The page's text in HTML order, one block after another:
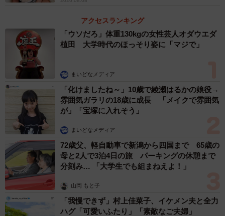
アクセスランキング
「ウソだろ」体重130kgの女性芸人オダウエダ
植田 大学時代のほっそり姿に「マジで」
まいどなメディア
「化けましたね～」10歳で綾瀬はるかの娘役→
雰囲気ガラリの18歳に成長 「メイクで雰囲気
が」「宝塚に入れそう」
まいどなメディア
72歳父、軽自動車で新潟から四国まで 65歳の
母と2人で3泊4日の旅 パーキングの休憩まで
分刻み… 「大学生でも組まねえよ！」
山岡 もと子
「我慢できず」村上佳菜子、イケメン夫と全力
ハグ「可愛いふたり」「素敵なご夫婦」